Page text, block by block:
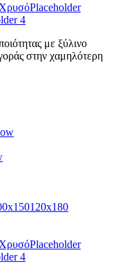
ΧρυσόPlaceholder
4
με ξύλινο
στην χαμηλότερη
120x180
ΧρυσόPlaceholder
4